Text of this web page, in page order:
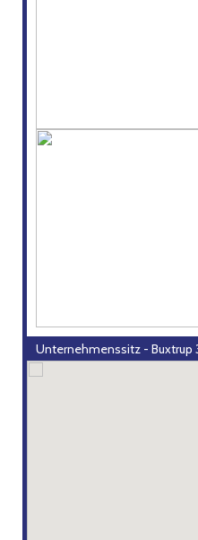
Unternehmenssitz - Buxtrup